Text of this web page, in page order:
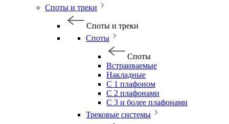
Споты и треки
Споты и треки
Споты
Споты
Встраиваемые
Накладные
С 1 плафоном
С 2 плафонами
С 3 и более плафонами
Трековые системы